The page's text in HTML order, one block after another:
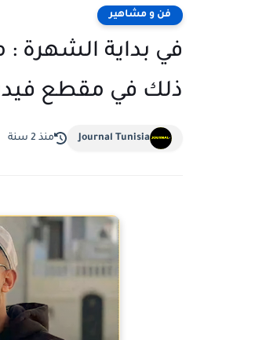
فن و مشاهير
في بداية الشهرة :
ذلك في مقطع
Journal Tunisia منذ 2 سنة